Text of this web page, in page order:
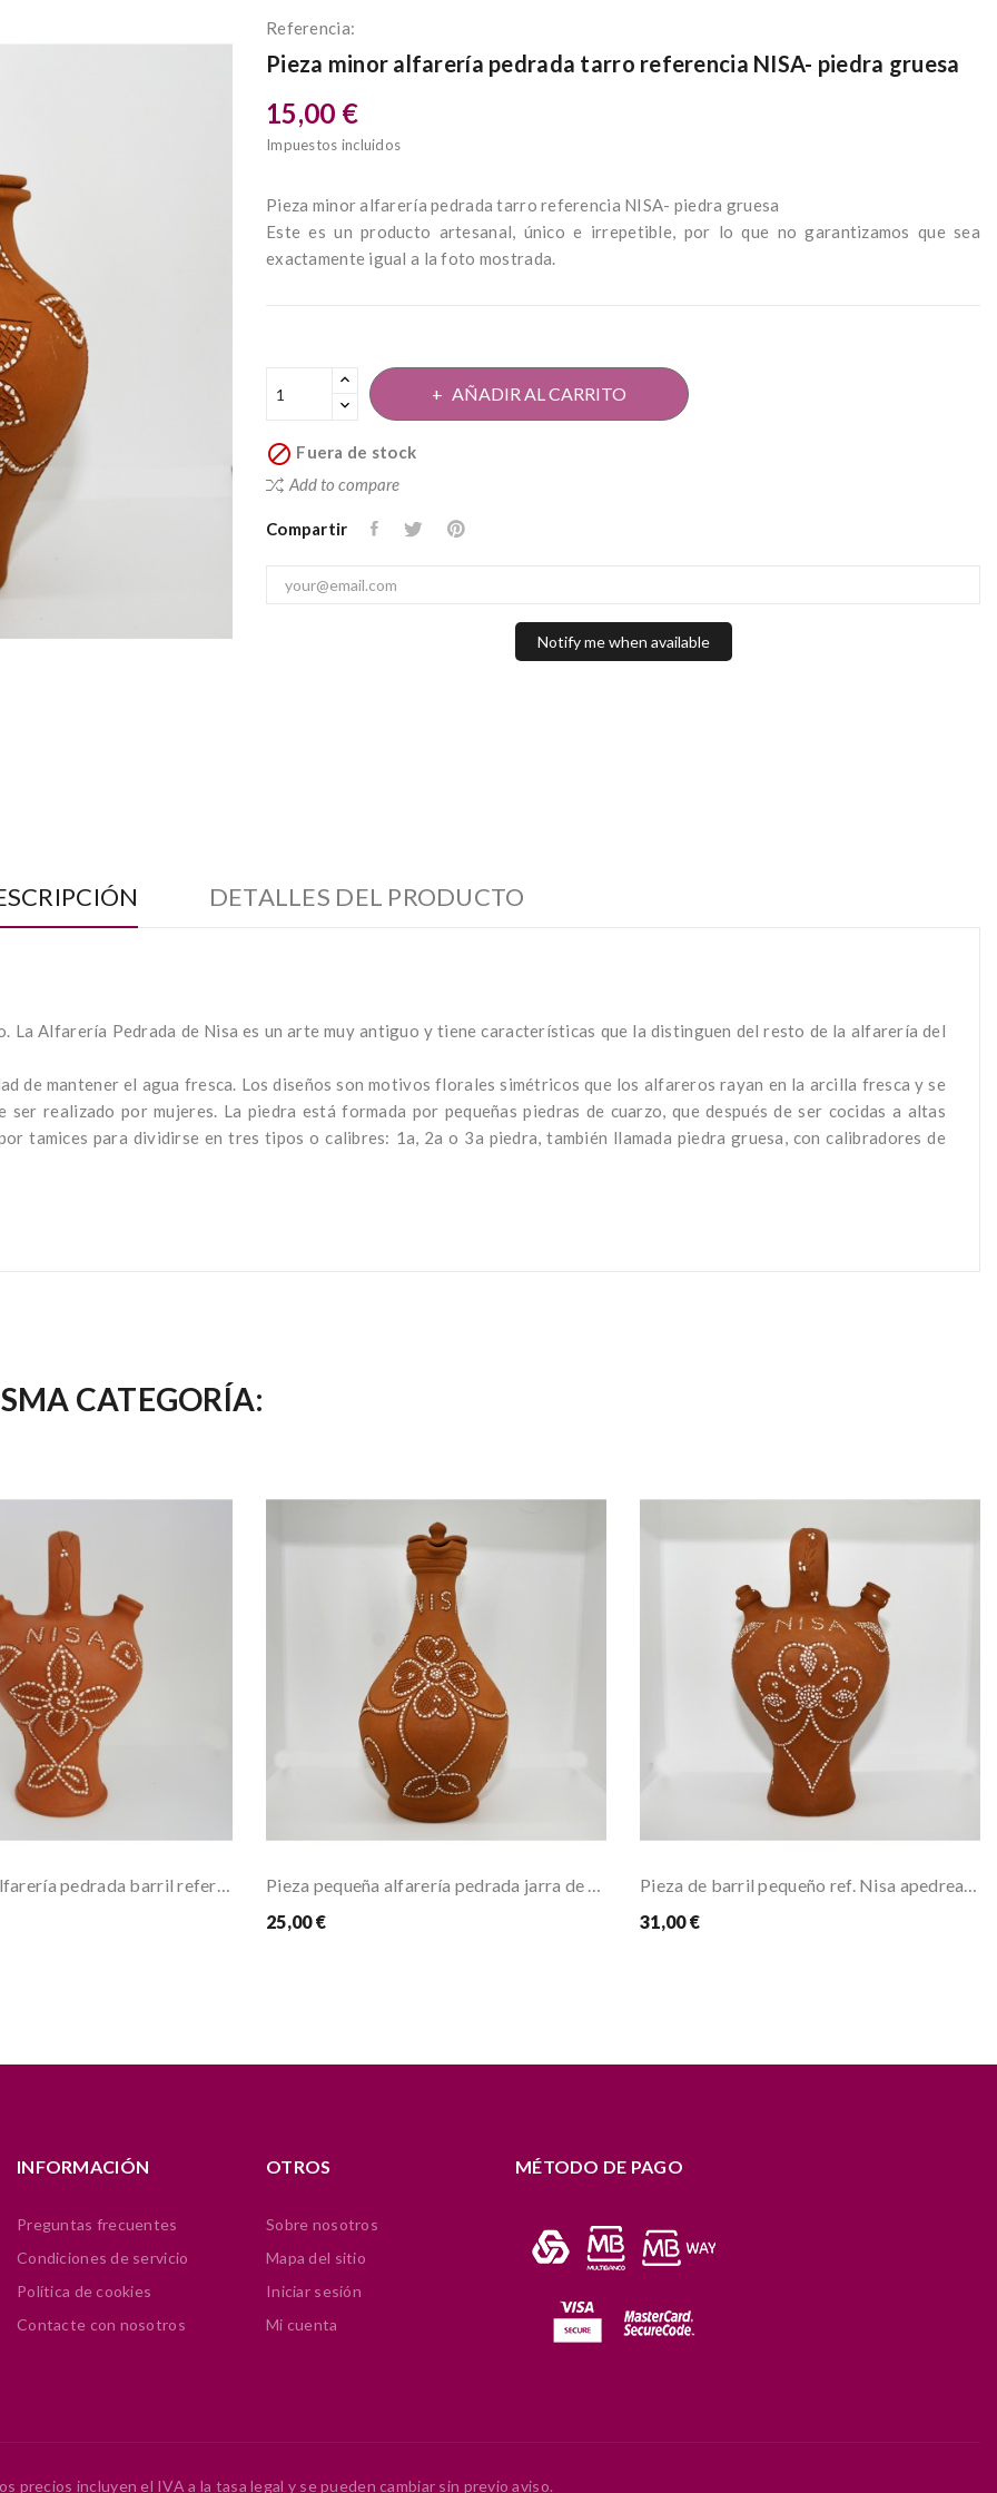
Referencia:
Pieza minor alfarería pedrada tarro referencia NISA- piedra gruesa
15,00 €
Impuestos incluidos
Pieza minor alfarería pedrada tarro referencia NISA- piedra gruesa
Este es un producto artesanal, único e irrepetible, por lo que no garantizamos que sea
exactamente igual a la foto mostrada.
AÑADIR AL CARRITO
 Fuera de stock
Add to compare
Compartir
Notify me when available
DETALLES DEL PRODUCTO
La Alfarería Pedrada de Nisa es un arte muy antiguo y tiene características que la distinguen del resto de la alfarería del
de mantener el agua fresca. Los diseños son motivos florales simétricos que los alfareros rayan en la arcilla fresca y se
realizado por mujeres. La piedra está formada por pequeñas piedras de cuarzo, que después de ser cocidas a altas
tamices para dividirse en tres tipos o calibres: 1a, 2a o 3a piedra, también llamada piedra gruesa, con calibradores de
CATEGORÍA:
25,00 €
31,00 €
INFORMACIÓN
Preguntas frecuentes
Condiciones de servicio
Política de cookies
Contacte con nosotros
OTROS
Sobre nosotros
Mapa del sitio
Iniciar sesión
Mi cuenta
MÉTODO DE PAGO
precios incluyen el IVA a la tasa legal y se pueden cambiar sin previo aviso.